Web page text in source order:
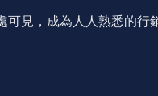
見，成為人人熟悉的